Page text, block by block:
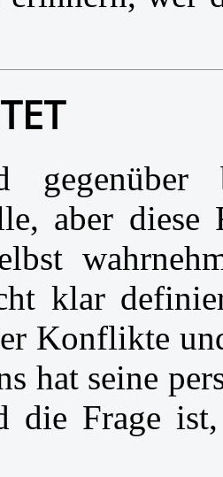
aber diese
klar
Konflikte
hat seine
die Frage